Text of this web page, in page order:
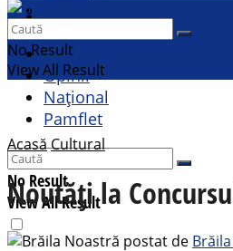
Contact
Cultural
Opinii
Național
Pamflet
No Result
View All Result
No Result
View All Result
AcasăCultural
Noutăți la
postat de